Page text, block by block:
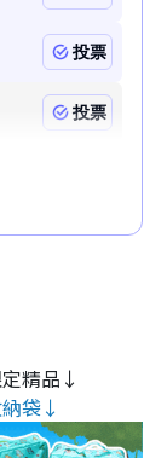
精品↓
袋↓